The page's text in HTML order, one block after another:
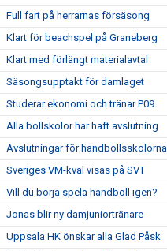
Full fart på herrarnas försäsong
Klart för beachspel på Graneberg
Klart med förlängt materialavtal
Säsongsupptakt för damlaget
Studerar ekonomi och tränar P09
Alla bollskolor har haft avslutning
Avslutningar för handbollsskolorna
Sveriges VM-kval visas på SVT
Vill du börja spela handboll igen?
Jonas blir ny damjuniortränare
Uppsala HK önskar alla Glad Påsk